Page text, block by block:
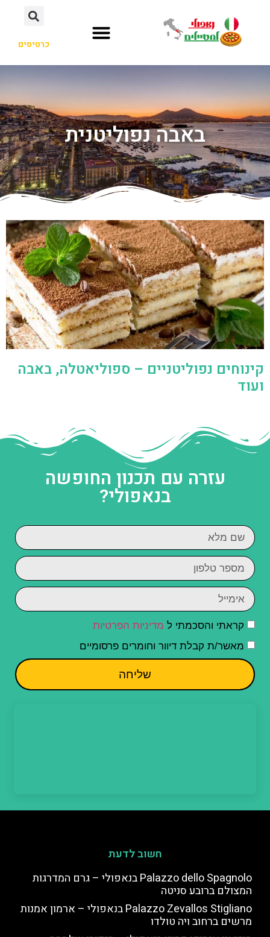
כרטיסים
באבה נפוליטנית
קינוחים נפוליטניים – ספוליאטלה, באבה
ועוד
עזרה עם תכנון החופשה
בנאפולי?
קראתי והסכמתי ל מדיניות הפרטיות
מאשר/ת קבלת דיוור וחומרים פרסומיים
שליחה
חשוב לדעת
Palazzo dello Spagnolo בנאפולי – גרם המדרגות
המצולם ברובע סניטה
Palazzo Zevallos Stigliano בנאפולי – ארמון אמנות
מרשים ברחוב ויה טולדו